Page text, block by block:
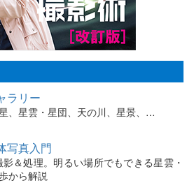
ラリー
、星雲・星団、天の川、星景、…
写真入門
＆処理。明るい場所でもできる星雲・
から解説